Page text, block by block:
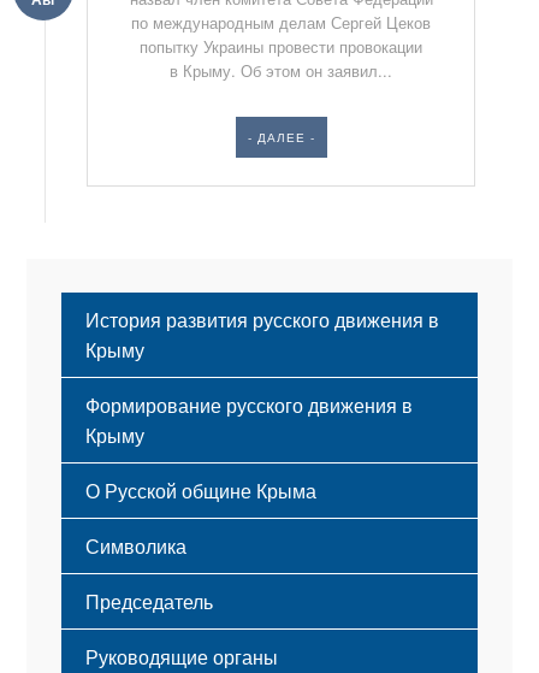
по международным делам Сергей Цеков
попытку Украины провести провокации
в Крыму. Об этом он заявил...
- ДАЛЕЕ -
История развития русского движения в
Крыму
Формирование русского движения в
Крыму
Русский Крым
О Русской общине Крыма
Этапы становления
Принципы деятельности
Структура
Мероприятия
Символика
Флаг
Герб
Гимн
Председатель
Руководящие органы